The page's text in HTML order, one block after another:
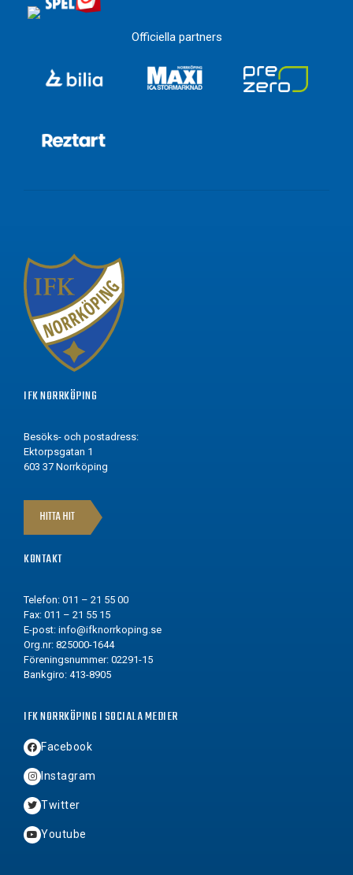
Officiella partners
IFK NORRKÖPING
Besöks- och postadress:
Ektorpsgatan 1
603 37 Norrköping
HITTA HIT
KONTAKT
Telefon: 011 – 21 55 00
Fax: 011 – 21 55 15
E-post: info@ifknorrkoping.se
Org.nr: 825000-1644
Föreningsnummer: 02291-15
Bankgiro: 413-8905
IFK NORRKÖPING I SOCIALA MEDIER
Facebook
Instagram
Twitter
Youtube